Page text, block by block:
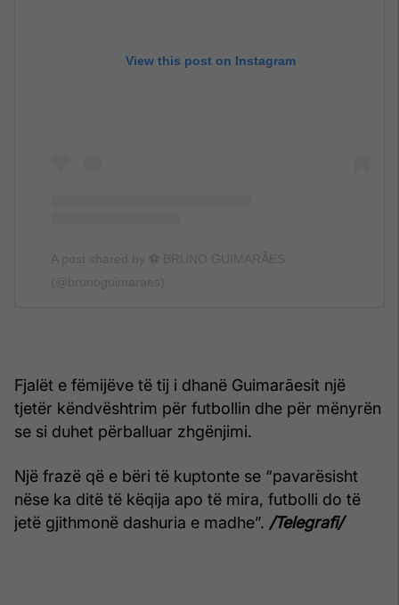
View this post on Instagram
Fjalët e fëmijëve të tij i dhanë Guimarãesit një
tjetër këndvështrim për futbollin dhe për mënyrën
se si duhet përballuar zhgënjimi.
Një frazë që e bëri të kuptonte se “pavarësisht
nëse ka ditë të këqija apo të mira, futbolli do të
jetë gjithmonë dashuria e madhe”. /Telegrafi/